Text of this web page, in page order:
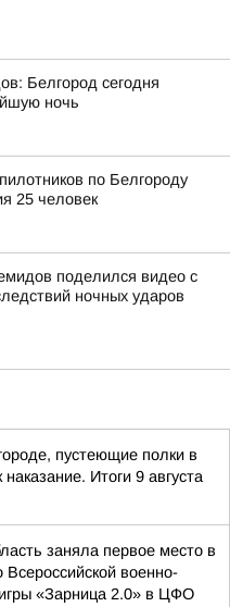
Белгород сегодня
ночь
по Белгороду
25 человек
поделился видео с
ночных ударов
пустеющие полки в
Итоги 9 августа
заняла первое место в
военно-
игры «Зарница 2.0» в ЦФО